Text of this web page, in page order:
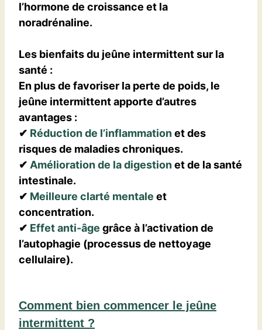
l’hormone de croissance et la
noradrénaline.
Les bienfaits du jeûne intermittent sur la
santé :
En plus de favoriser la perte de poids, le
jeûne intermittent apporte d’autres
avantages :
✔ Réduction de l’inflammationet des
risques de maladies chroniques.
✔ Amélioration de la digestionet de la santé
intestinale.
✔ Meilleure clarté mentale et
concentration.
✔ Effet anti-âge grâce à l’activation de
l’autophagie (processus de nettoyage
cellulaire).
Comment bien commencer le jeûne
intermittent ?